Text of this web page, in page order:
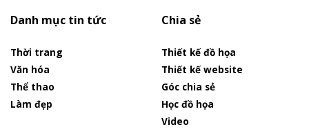
Danh mục tin tức
Thời trang
Văn hóa
Thể thao
Làm đẹp
Chia sẻ
Thiết kế đồ họa
Thiết kế website
Góc chia sẻ
Học đồ họa
Video